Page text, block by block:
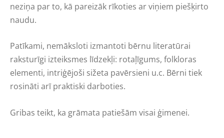
neziņa par to, kā pareizāk rīkoties ar viņiem piešķirto
naudu.
Patīkami, nemāksloti izmantoti bērnu literatūrai
raksturīgi izteiksmes līdzekļi: rotaļīgums, folkloras
elementi, intriģējoši sižeta pavērsieni u.c. Bērni tiek
rosināti arī praktiski darboties.
Gribas teikt, ka grāmata patiešām visai ģimenei.